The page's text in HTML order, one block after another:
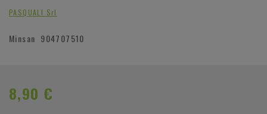
PASQUALI Srl
Minsan 904707510
8,90 €